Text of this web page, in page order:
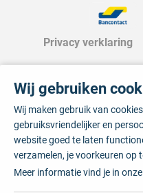
Privacy verklaring
Wij gebruiken
Wij maken gebruik van
gebruiksvriendelijker en
website goed te laten
verzamelen, je voorkeuren
Meer informatie vind je in onze